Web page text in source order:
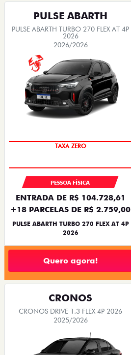
PULSE ABARTH
PULSE ABARTH TURBO 270 FLEX AT 4P
2026
2026/2026
SAIA DE FIAT 0KM
PESSOA FÍSICA
ENTRADA DE R$ 104.728,61
+18 PARCELAS DE R$ 2.759,00
PULSE ABARTH TURBO 270 FLEX AT 4P
2026
Quero agora!
CRONOS
CRONOS DRIVE 1.3 FLEX 4P 2026
2025/2026